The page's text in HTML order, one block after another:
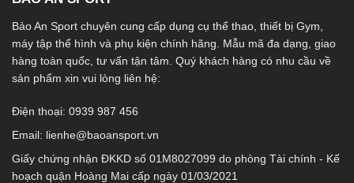
Bảo An Sport chuyên cung cấp dụng cụ thể thao, thiết bị Gym,
máy tập thể hình và phụ kiện chính hãng. Mẫu mã đa dạng, giao
hàng toàn quốc, tư vấn tận tâm. Quý khách hàng có nhu cầu về
sản phẩm xin vui lòng liên hệ:
Điện thoại: 0939 987 456
Email: lienhe@baoansport.vn
Giấy chứng nhận ĐKKD số 01M8027099 do phòng Tài chính - Kế
hoạch quận Hoàng Mai cấp ngày 01/03/2021